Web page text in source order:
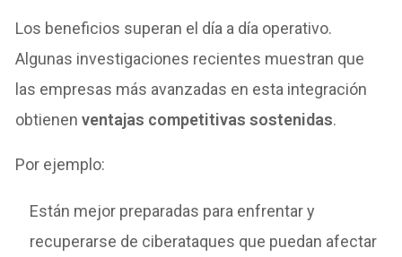
Los beneficios superan el día a día operativo.
Algunas investigaciones recientes muestran que
las empresas más avanzadas en esta integración
obtienenventajas competitivas sostenidas.
Por ejemplo:
Están mejor preparadas para enfrentar y
recuperarse de ciberataques que puedan afectar